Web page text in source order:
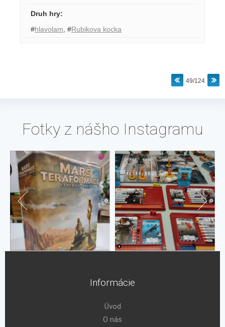
Druh hry:
#hlavolam #Rubikova kocka
49/124
Fotky z nášho Instagramu
Informácie
Úvod
O nás